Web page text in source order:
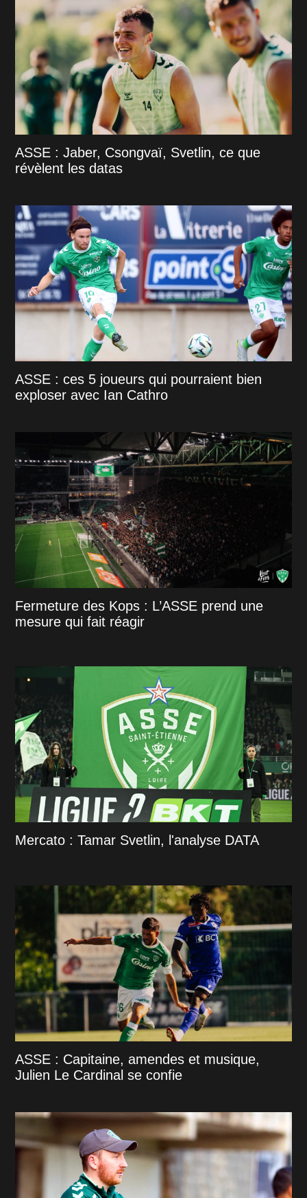
ASSE : Jaber, Csongvaï, Svetlin, ce que
révèlent les datas
ASSE : ces 5 joueurs qui pourraient bien
exploser avec Ian Cathro
Fermeture des Kops : L’ASSE prend une
mesure qui fait réagir
Mercato : Tamar Svetlin, l'analyse DATA
ASSE : Capitaine, amendes et musique,
Julien Le Cardinal se confie